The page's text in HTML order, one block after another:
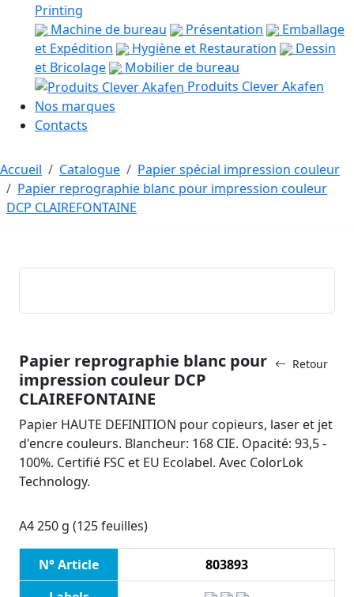
Printing
Machine de bureau
Présentation
Emballage
et Expédition
Hygiène et Restauration
Dessin
et Bricolage
Mobilier de bureau
Produits Clever Akafen
Nos marques
Contacts
Accueil Catalogue
Papier spécial impression couleur
Papier reprographie blanc pour impression couleur
DCP CLAIREFONTAINE
Retour
Papier reprographie blanc pour
impression couleur DCP
CLAIREFONTAINE
Papier HAUTE DEFINITION pour copieurs, laser et jet
d'encre couleurs. Blancheur: 168 CIE. Opacité: 93,5 -
100%. Certifié FSC et EU Ecolabel. Avec ColorLok
Technology.
A4 250 g (125 feuilles)
N° Article
803893